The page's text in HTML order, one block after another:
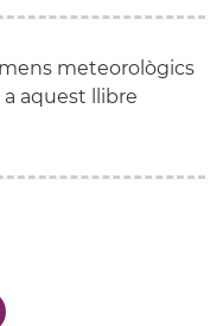
meteorològics
aquest llibre